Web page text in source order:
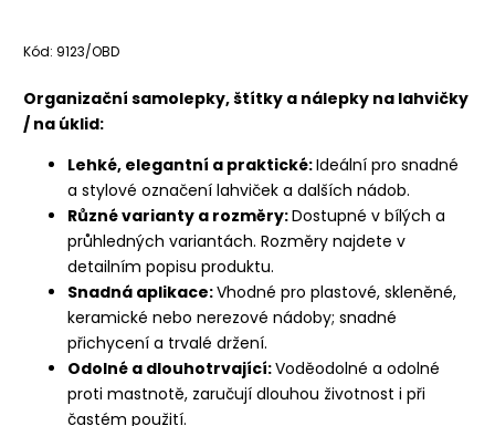
Kód: 9123/OBD
Organizační samolepky, štítky a nálepky na lahvičky
/ na úklid:
Lehké, elegantní a praktické:Ideální pro snadné
a stylové označení lahviček a dalších nádob.
Různé varianty a rozměry:Dostupné v bílých a
průhledných variantách. Rozměry najdete v
detailním popisu produktu.
Snadná aplikace:Vhodné pro plastové, skleněné,
keramické nebo nerezové nádoby; snadné
přichycení a trvalé držení.
Odolné a dlouhotrvající:Voděodolné a odolné
proti mastnotě, zaručují dlouhou životnost i při
častém použití.